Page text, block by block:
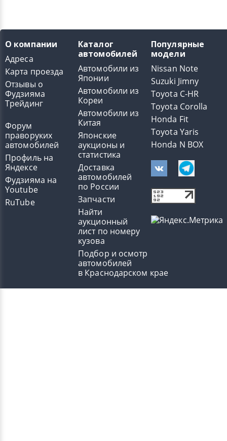
О компании
Адреса
Карта проезда
Отзывы о
Фудзияма
Трейдинг
Форум
праворуких
автомобилей
Профиль на
Яндексе
Фудзияма на
Youtube
RuTube
Каталог
автомобилей
Автомобили из
Японии
Автомобили из
Кореи
Автомобили из
Китая
Японские
аукционы и
статистика
Доставка
автомобилей
по России
Запчасти
Найти
аукционный
лист по номеру
кузова
Подбор и осмотр
автомобилей
в Краснодарском крае
Популярные
модели
Nissan Note
Suzuki Jimny
Toyota C-HR
Toyota Corolla
Honda Fit
Toyota Yaris
Honda N BOX